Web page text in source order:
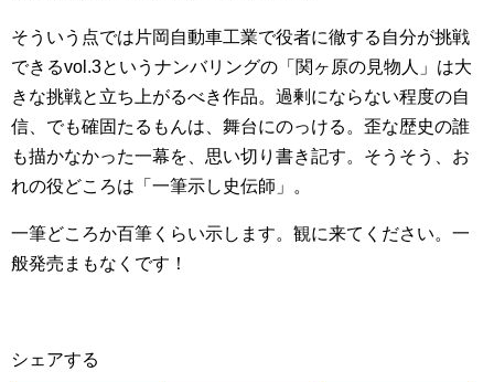
そういう点では片岡自動車工業で役者に徹する自分が挑戦
できるvol.3というナンバリングの「関ヶ原の見物人」は大
きな挑戦と立ち上がるべき作品。過剰にならない程度の自
信、でも確固たるもんは、舞台にのっける。歪な歴史の誰
も描かなかった一幕を、思い切り書き記す。そうそう、お
れの役どころは「一筆示し史伝師」。
一筆どころか百筆くらい示します。観に来てください。一
般発売まもなくです！
シェアする